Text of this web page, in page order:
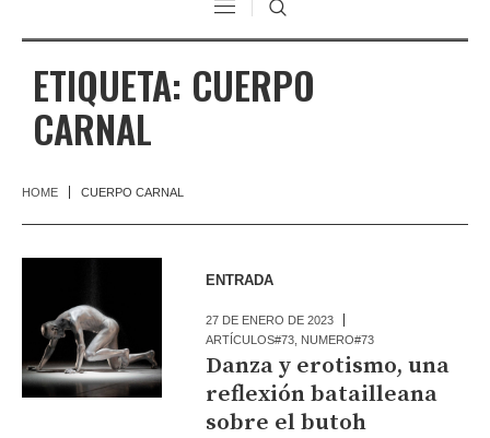
ETIQUETA: CUERPO
CARNAL
HOME CUERPO CARNAL
ENTRADA
27 DE ENERO DE 2023
ARTÍCULOS#73 NUMERO#73
Danza y erotismo, una
reflexión batailleana
sobre el butoh